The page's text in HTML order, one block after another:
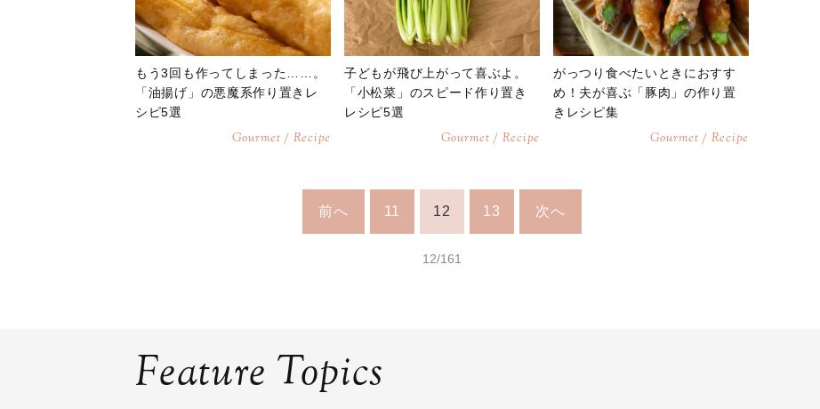
もう3回も作ってしまった……。
「油揚げ」の悪魔系作り置きレ
シピ5選
Gourmet / Recipe
子どもが飛び上がって喜ぶよ。
「小松菜」のスピード作り置き
レシピ5選
Gourmet / Recipe
がっつり食べたいときにおすす
め！夫が喜ぶ「豚肉」の作り置
きレシピ集
Gourmet / Recipe
前へ 11 12 13 次へ
12/161
Feature Topics